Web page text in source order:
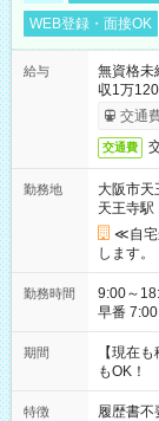
WEB登録・面接OK
給与
無資格
収1万
交通
交通費
勤務地
大阪市天
天王寺駅
≪自宅
します。
勤務時間
9:00～18:00（休憩60
早番 7:00～
い」 「
たくない
の方へ
の勤務時
期間
【現在
もOK！
特徴 履歴書不